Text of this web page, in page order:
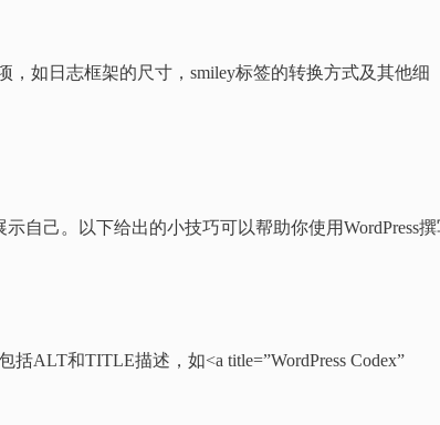
如日志框架的尺寸，smiley标签的转换方式及其他细
自己。以下给出的小技巧可以帮助你使用WordPress
ALT和TITLE描述，如<a title=”WordPress Codex”